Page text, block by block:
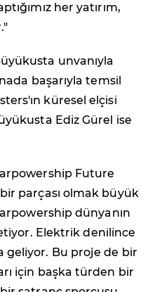
her yatırım,
unvanıyla
başarıyla temsil
küresel elçisi
Ediz Gürel ise
Future
parçası olmak büyük
dünyanın
Elektrik denilince
geliyor. Bu proje de bir
için başka türden bir